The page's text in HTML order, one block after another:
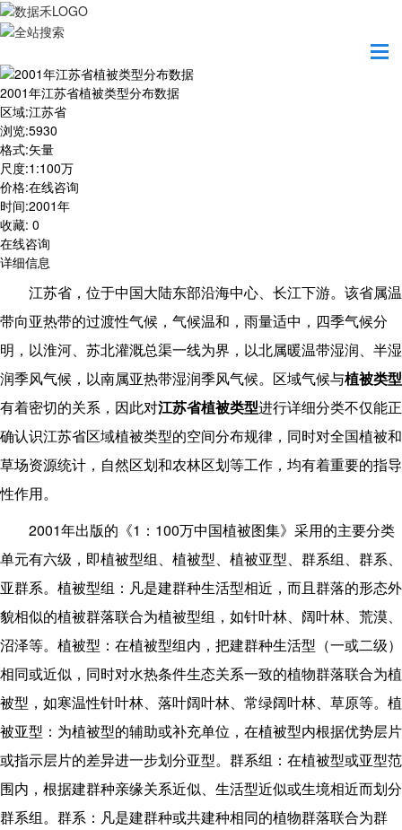
2001年江苏省植被类型分布数据
区域:江苏省
浏览:5930
格式:矢量
尺度:1:100万
价格:在线咨询
时间:2001年
收藏: 0
在线咨询
详细信息
江苏省，位于中国大陆东部沿海中心、长江下游。该省属温
带向亚热带的过渡性气候，气候温和，雨量适中，四季气候分
明，以淮河、 苏北灌溉总渠一线为界，以北属暖温带湿润、半湿
润季风气候，以南属亚热带湿润季风气候。区域气候与植被类型
有着密切的关系，因此对江苏省植被类型进行详细分类不仅能正
确认识江苏省区域植被类型的空间分布规律，同时对全国植被和
草场资源统计，自然区划和农林区划等工作，均有着重要的指导
性作用。
2001年出版的《1 ： 100万中国植被图集》 采用的主要分类
单元有六级，即植被型组、植被型、植被亚型、群系组、群系、
亚群系。植被型组：凡是建群种生活型相近，而且群落的形态外
貌相似的植被群落联合为植被型组，如针叶林、阔叶林、荒漠、
沼泽等。植被型：在植被型组内，把建群种生活型（一或二级）
相同或近似，同时对水热条件生态关系一致的植物群落联合为植
被型，如寒温性针叶林、落叶阔叶林、常绿阔叶林、草原等。植
被亚型：为植被型的辅助或补充单位，在植被型内根据优势层片
或指示层片的差异进一步划分亚型。群系组：在植被型或亚型范
围内，根据建群种亲缘关系近似、生活型近似或生境相近而划分
群系组。群系：凡是建群种或共建种相同的植物群落联合为群